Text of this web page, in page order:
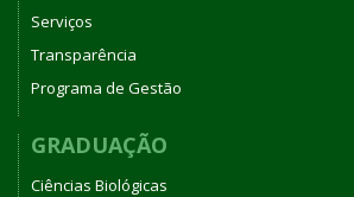
Serviços
Transparência
Programa de Gestão
GRADUAÇÃO
Ciências Biológicas